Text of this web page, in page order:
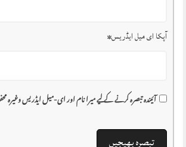
آپکا ای میل ایڈریس*
آئیندہ تبصرہ کرنے کے لیے میرا نام اور ای-میل ایڈریس وغیرہ